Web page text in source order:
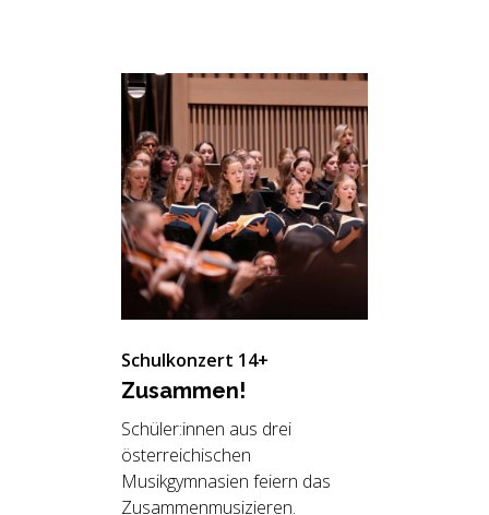
Schulkonzert 14+
Zu­sam­men!
Schüler:innen aus drei
österreichischen
Musikgymnasien feiern das
Zusammenmusizieren.